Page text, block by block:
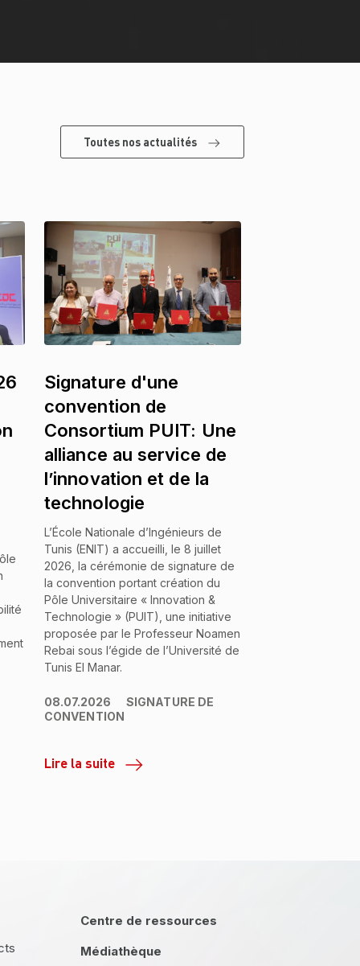
Toutes nos actualités
Signature d'une
convention de
Consortium PUIT: Une
alliance au service de
l’innovation et de la
technologie
L’École Nationale d’Ingénieurs de
Tunis (ENIT) a accueilli, le 8 juillet
2026, la cérémonie de signature de
la convention portant création du
Pôle Universitaire « Innovation &
Technologie » (PUIT), une initiative
proposée par le Professeur Noamen
Rebai sous l’égide de l’Université de
Tunis El Manar.
08.07.2026
SIGNATURE DE
CONVENTION
Lire la suite
Centre de ressources
Médiathèque